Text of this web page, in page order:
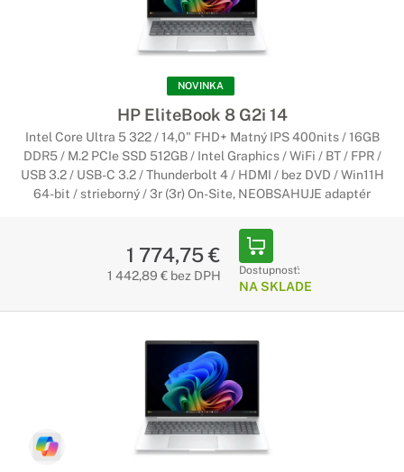
potrebujete kresliť ako na tablete alebo pracovať na
notebooku v skupine, konvertibilný notebook je to správne
Notebooky HP na cesty
Cestujte pohodlne a bez obáv
Pre ľudí, ktorí často cestujú, sú ideálne notebooky HP na
cesty. Tieto noteboky sú ľahko prenosné vďaka kompaktnému
a ľahkému prevedeniu. Navyše poskytujú extrémne dlhú
Notebooky HP na úpravu foto a videa
Notebooky pre grafikov musia spĺňať isté požiadavky. Medzi
ne patrí veľká kapacita RAM a kvalitný IPS displej, ktorý
zaručí presné zobrazenie fotografií alebo videa.
Dizajnové notebooky HP
NOVINKA
HP EliteBook 8 G2i 14
Intel Core Ultra 5 322 / 14,0" FHD+ Matný IPS 400nits / 16GB
DDR5 / M.2 PCIe SSD 512GB / Intel Graphics / WiFi / BT / FPR /
USB 3.2 / USB-C 3.2 / Thunderbolt 4 / HDMI / bez DVD / Win11H
64-bit / strieborný / 3r (3r) On-Site, NEOBSAHUJE adaptér
1 774,75 €
1 442,89 € bez DPH Dostupnosť:
NA SKLADE